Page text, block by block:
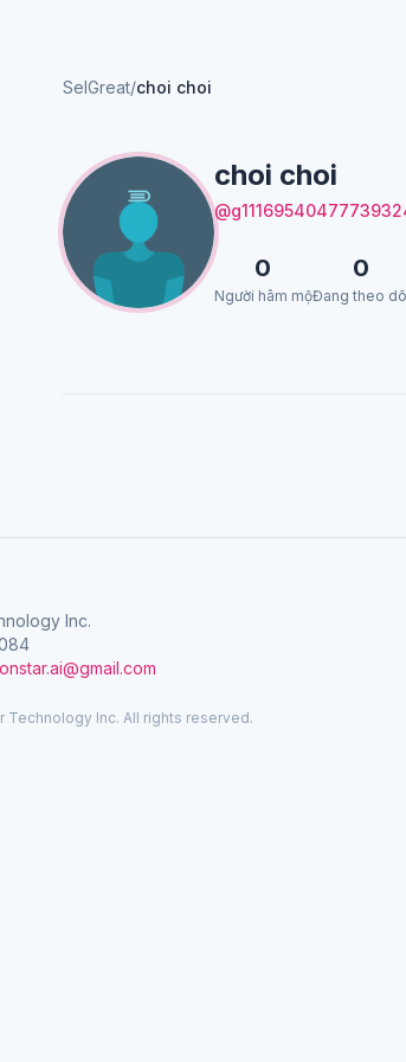
SelGreat/choi choi
choi choi
0
Người hâm mộ
0
Đang theo
Inc.
Technology Inc. All rights reserved.